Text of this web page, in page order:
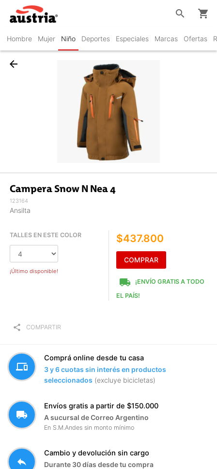
Hombre Mujer Niño Deportes Especiales Marcas Ofertas
search shopping_cart
arrow_back
Campera Snow N Nea 4
123164
Ansilta
TALLES EN ESTE COLOR
¡Último disponible!
$437.800
COMPRAR
local_shipping
¡ENVÍO GRATIS A TODO
EL PAÍS!
share COMPARTIR
devices
Comprá online desde tu casa
3 y 6 cuotas sin interés en productos
seleccionados (excluye bicicletas)
local_shipping
Envíos gratis a partir de $150.000
A sucursal de Correo Argentino
En S.M.Andes sin monto mínimo
reply
Cambio y devolución sin cargo
Durante 30 días desde tu compra